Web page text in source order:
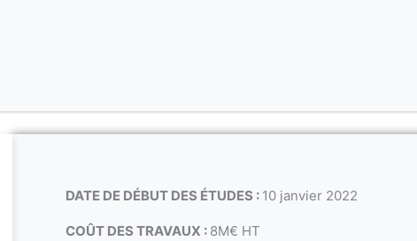
DATE DE DÉBUT DES ÉTUDES : 10 janvier 2022
COÛT DES TRAVAUX : 8M€ HT